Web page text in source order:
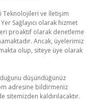
Teknolojileri ve İletişim
Sağlayıcı olarak hizmet
proaktif olarak denetleme
Ancak, üyelerimiz
olup, siteye üye olarak
düşündüğünüz
adresine bildirmeniz
sitemizden kaldırılacaktır.